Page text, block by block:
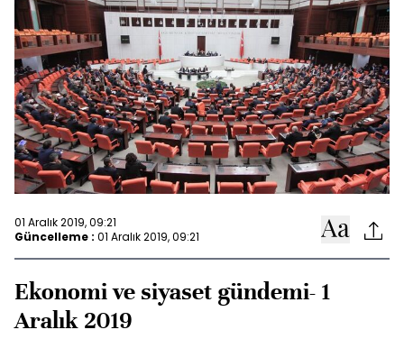
01 Aralık 2019, 09:21
Güncelleme : 01 Aralık 2019, 09:21
Ekonomi ve siyaset gündemi- 1
Aralık 2019